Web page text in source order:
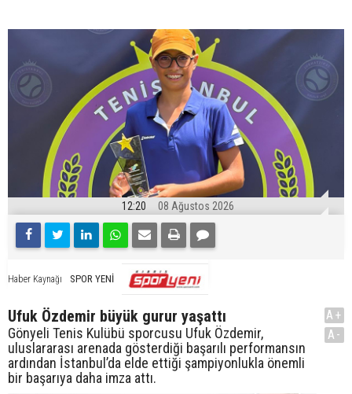
12:20 08 Ağustos 2026
Haber Kaynağı SPOR YENİ
Ufuk Özdemir büyük gurur yaşattı
Gönyeli Tenis Kulübü sporcusu Ufuk Özdemir,
uluslararası arenada gösterdiği başarılı performansın
ardından İstanbul’da elde ettiği şampiyonlukla önemli
bir başarıya daha imza attı.
A+
A-